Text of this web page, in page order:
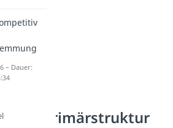
Primärstruktur
– Dauer: